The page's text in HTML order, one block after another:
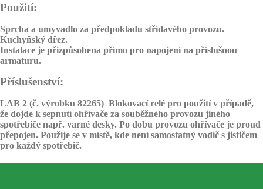
Použití:
Sprcha a umyvadlo za předpokladu střídavého provozu.
Kuchyňský dřez.
Instalace je přizpůsobena přímo pro napojení na příslušnou
armaturu.
Příslušenství:
LAB 2 (č. výrobku 82265) Blokovací relé pro použití v případě,
že dojde k sepnutí ohřívače za souběžného provozu jiného
spotřebiče např. varné desky. Po dobu provozu ohřívače je proud
přepojen. Použije se v místě, kde není samostatný vodič s jističem
pro každý spotřebič.